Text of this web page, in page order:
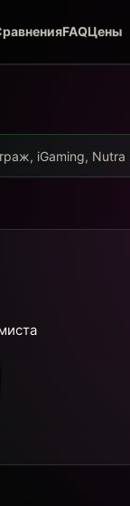
FAQЦены
iGaming,